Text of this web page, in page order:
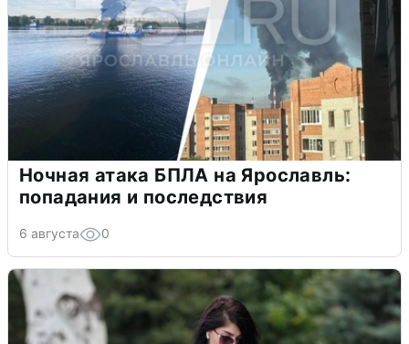
Ночная атака БПЛА на Ярославль:
попадания и последствия
6 августа 0